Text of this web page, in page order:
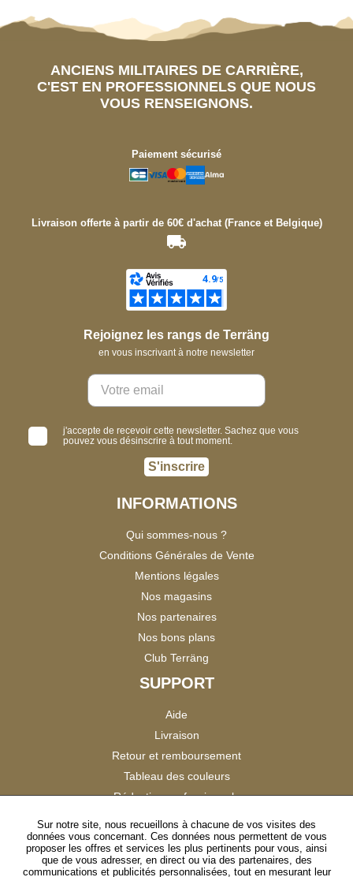
ANCIENS MILITAIRES DE CARRIÈRE,
C'EST EN PROFESSIONNELS QUE NOUS
VOUS RENSEIGNONS.
Paiement sécurisé
Livraison offerte à partir de 60€ d'achat (France et Belgique)
Rejoignez les rangs de Terräng
en vous inscrivant à notre newsletter
j'accepte de recevoir cette newsletter. Sachez que vous
pouvez vous désinscrire à tout moment.
S'inscrire
INFORMATIONS
Qui sommes-nous ?
Conditions Générales de Vente
Mentions légales
Nos magasins
Nos partenaires
Nos bons plans
Club Terräng
SUPPORT
Aide
Livraison
Retour et remboursement
Tableau des couleurs
Réduction professionnels
Satisfaction Clients
Sur notre site, nous recueillons à chacune de vos visites des
données vous concernant. Ces données nous permettent de vous
proposer les offres et services les plus pertinents pour vous, ainsi
que de vous adresser, en direct ou via des partenaires, des
communications et publicités personnalisées, tout en mesurant leur